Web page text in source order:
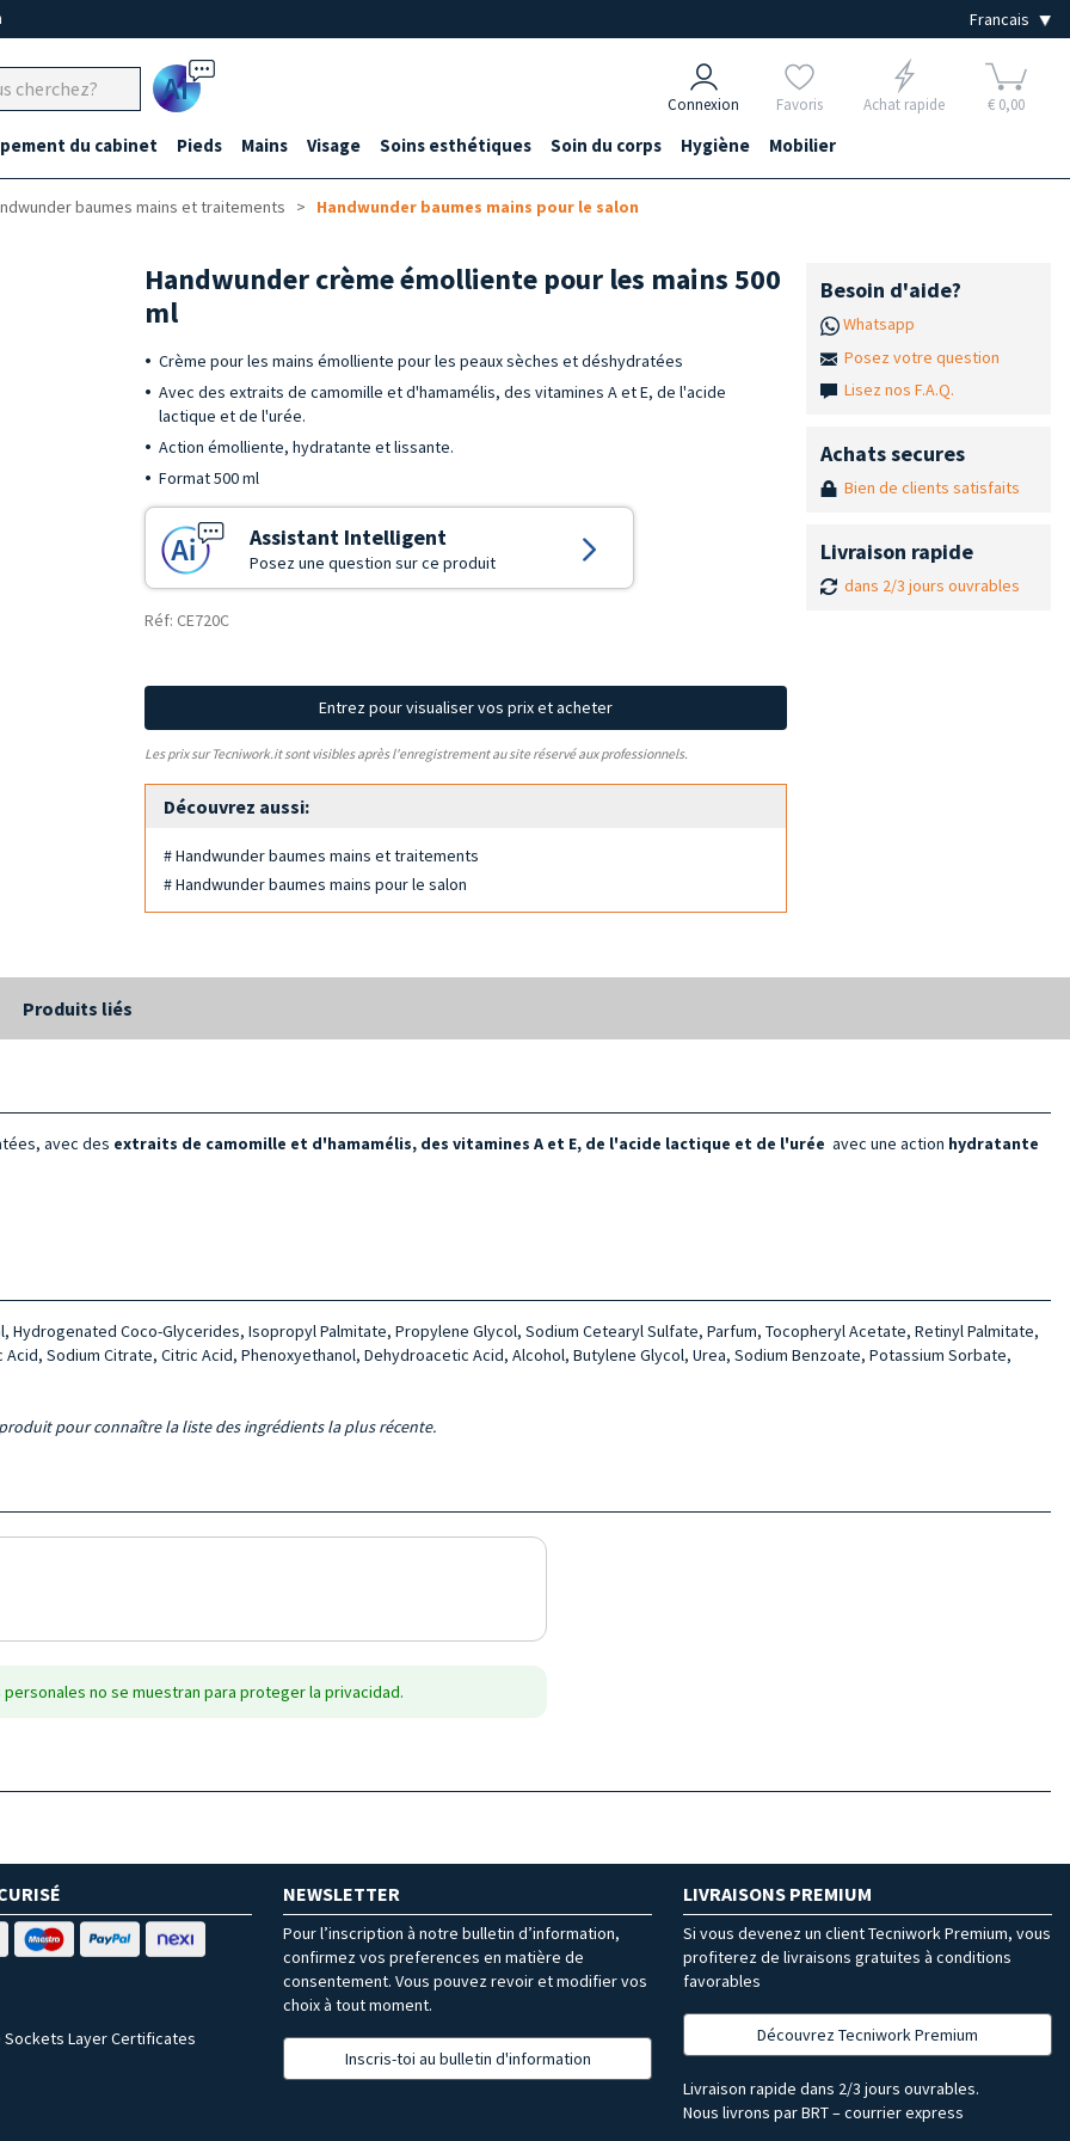
Ai Connexion Favoris Achat rapide € 0,00
du cabinet Pieds Mains Visage Soins esthétiques Soin du corps Hygiène Mobilier
baumes mains et traitements Handwunder baumes mains pour le salon
Handwunder crème émolliente pour les mains 500
ml
Crème pour les mains émolliente pour les peaux sèches et déshydratées
Avec des extraits de camomille et d'hamamélis, des vitamines A et E, de l'acide
lactique et de l'urée.
Action émolliente, hydratante et lissante.
Format 500 ml
Assistant Intelligent
Posez une question sur ce produit
Réf: CE720C
Entrez pour visualiser vos prix et acheter
Les prix sur Tecniwork.it sont visibles après l'enregistrement au site réservé aux professionnels.
Découvrez aussi:
# Handwunder baumes mains et traitements
# Handwunder baumes mains pour le salon
Besoin d'aide?
Whatsapp
Posez votre question
Lisez nos F.A.Q.
Achats secures
Bien de clients satisfaits
Livraison rapide
dans 2/3 jours ouvrables
Produits liés
avec des extraits de camomille et d'hamamélis, des vitamines A et E, de l'acide lactique et de l'urée avec une action hydratante
Coco-Glycerides, Isopropyl Palmitate, Propylene Glycol, Sodium Cetearyl Sulfate, Parfum, Tocopheryl Acetate, Retinyl Palmitate,
Sodium Citrate, Citric Acid, Phenoxyethanol, Dehydroacetic Acid, Alcohol, Butylene Glycol, Urea, Sodium Benzoate, Potassium Sorbate,
pour connaître la liste des ingrédients la plus récente.
no se muestran para proteger la privacidad.
Sockets Layer Certificates
NEWSLETTER
Pour l’inscription à notre bulletin d’information,
confirmez vos preferences en matière de
consentement. Vous pouvez revoir et modifier vos
choix à tout moment.
Inscris-toi au bulletin d'information
LIVRAISONS PREMIUM
Si vous devenez un client Tecniwork Premium, vous
profiterez de livraisons gratuites à conditions
favorables
Découvrez Tecniwork Premium
Livraison rapide dans 2/3 jours ouvrables.
Nous livrons par BRT – courrier express